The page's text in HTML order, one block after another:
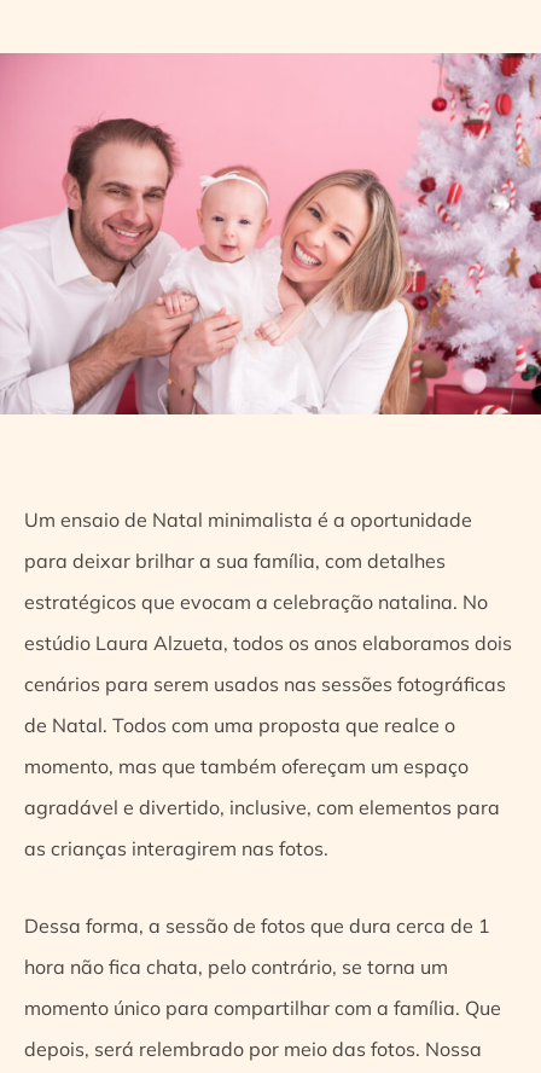
Um ensaio de Natal minimalista é a oportunidade
para deixar brilhar a sua família, com detalhes
estratégicos que evocam a celebração natalina. No
estúdio Laura Alzueta, todos os anos elaboramos dois
cenários para serem usados nas sessões fotográficas
de Natal. Todos com uma proposta que realce o
momento, mas que também ofereçam um espaço
agradável e divertido, inclusive, com elementos para
as crianças interagirem nas fotos.
Dessa forma, a sessão de fotos que dura cerca de 1
hora não fica chata, pelo contrário, se torna um
momento único para compartilhar com a família. Que
depois, será relembrado por meio das fotos. Nossa